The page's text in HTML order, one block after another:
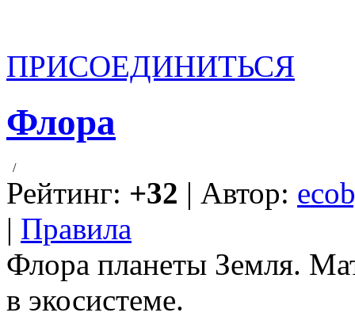
ПРИСОЕДИНИТЬСЯ
Флора
/
Рейтинг: +32 | Автор:
| Правила
Флора планеты Земля.
в экосистеме.